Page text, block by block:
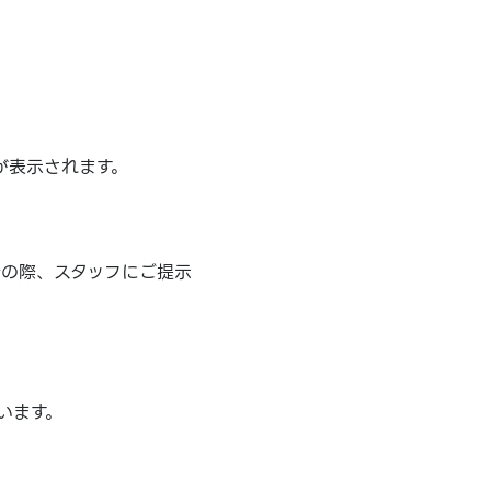
示されます。
際、スタッフにご提示
す。